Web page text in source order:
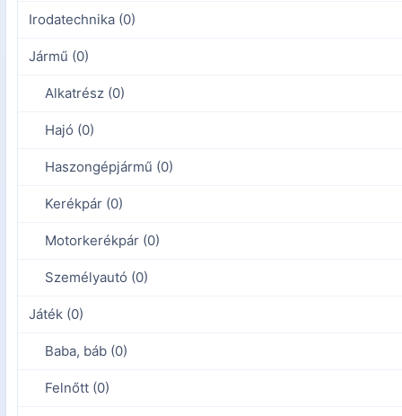
Irodatechnika (0)
Jármű (0)
Alkatrész (0)
Hajó (0)
Haszongépjármű (0)
Kerékpár (0)
Motorkerékpár (0)
Személyautó (0)
Játék (0)
Baba, báb (0)
Felnőtt (0)